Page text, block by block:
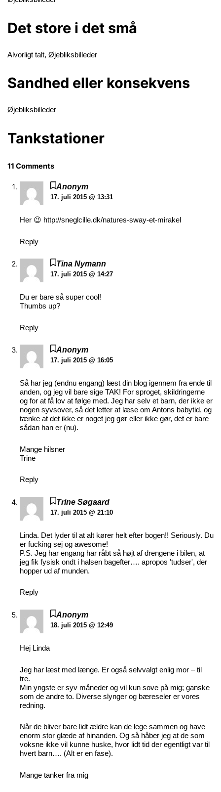
Det store i det små
Alvorligt talt, Øjebliksbilleder
Sandhed eller konsekvens
Øjebliksbilleder
Tankstationer
11 Comments
Anonym
17. juli 2015 @ 13:31
Her 😉 http://sneglcille.dk/natures-sway-et-mirakel
Reply
Tina Nymann
17. juli 2015 @ 14:27
Du er bare så super cool!
Thumbs up?
Reply
Anonym
17. juli 2015 @ 16:05
Så har jeg (endnu engang) læst din blog igennem fra ende til
anden, og jeg vil bare sige TAK! For sproget, skildringerne
og for at få lov at følge med. Jeg har selv et barn, der ikke er
nogen syvsover, så det letter at læse om Antons babytid, og
tænke at det ikke er noget jeg gør eller ikke gør, det er bare
sådan han er (nu).
Mange hilsner
Trine
Reply
Trine Søgaard
17. juli 2015 @ 21:10
Linda. Det lyder til at alt kører helt efter bogen!! Seriously. Du
er fucking sej og awesome!
P.S. Jeg har engang har råbt så højt af drengene i bilen, at
jeg fik fysisk ondt i halsen bagefter…. apropos 'tudser', der
hopper ud af munden.
Reply
Anonym
18. juli 2015 @ 12:49
Hej Linda
Jeg har læst med længe. Er også selvvalgt enlig mor – til
tre.
Min yngste er syv måneder og vil kun sove på mig; ganske
som de andre to. Diverse slynger og bæreseler er vores
redning.
Når de bliver bare lidt ældre kan de lege sammen og have
enorm stor glæde af hinanden. Og så håber jeg at de som
voksne ikke vil kunne huske, hvor lidt tid der egentligt var til
hvert barn…. (Alt er en fase).
Mange tanker fra mig